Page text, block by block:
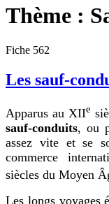
Thème :
Fiche 562
Les sauf-
Apparus au XIIe
sauf-conduits, ou
assez vite et se
commerce
siècles du Moyen
Les longs voyages